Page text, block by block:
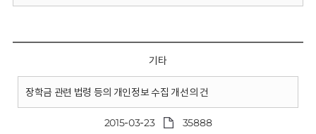
기타
장학금 관련 법령 등의 개인정보 수집 개선의 건
2015-03-23 35888